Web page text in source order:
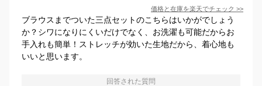
価格と在庫を楽天でチェック >>
ブラウスまでついた三点セットのこちらはいかがでしょう
か？シワになりにくいだけでなく、お洗濯も可能だからお
手入れも簡単！ストレッチが効いた生地だから、着心地も
いいと思います。
回答された質問